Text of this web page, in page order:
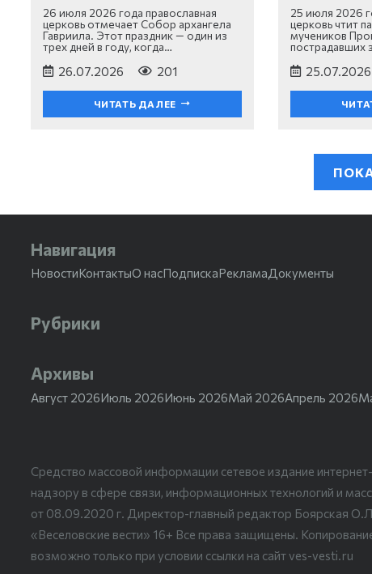
26 июля 2026 года православная
церковь отмечает Собор архангела
Гавриила. Этот праздник — один из
трех дней в году, когда…
26.07.2026 201
ЧИТАТЬ ДАЛЕЕ
25 июля 2026
церковь чтит
мучеников
пострадавших
25.07.2026
Навигация
НовостиКонтактыО насПодпискаРекламаДокументы
Рубрики
Архивы
Август 2026Июль 2026Июнь 2026Май 2026Апрель 2026
Средство массовой информации сетевое издание
надзору в сфере связи, информационных технологий и
от 08.09.2020 г. Директор-главный редактор Боярская
«Веселовские вести» 16+ Все права защищены.
возможно только при условии ссылки на сайт ves-vesti.ru